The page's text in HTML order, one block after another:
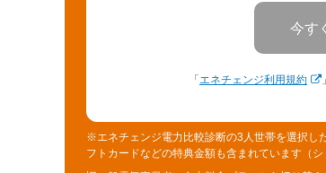
今す
「 エネチェンジ利用規約
※エネチェンジ電力比較診断の3人世帯を選択し
フトカードなどの特典金額も含まれています（